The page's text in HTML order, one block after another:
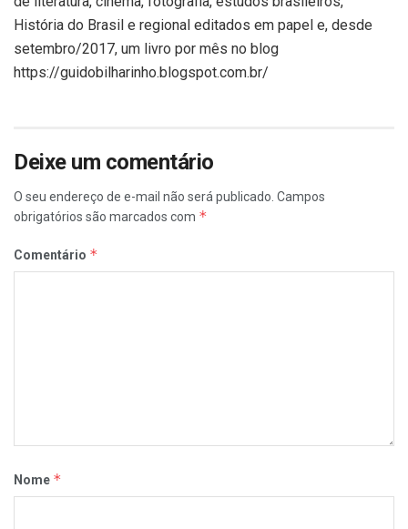
História do Brasil e regional editados em papel e, desde
setembro/2017, um livro por mês no blog
https://guidobilharinho.blogspot.com.br/
Deixe um comentário
O seu endereço de e-mail não será publicado. Campos
obrigatórios são marcados com *
Comentário *
Nome *